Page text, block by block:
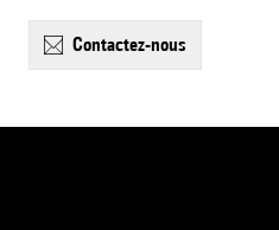
contactez-nous